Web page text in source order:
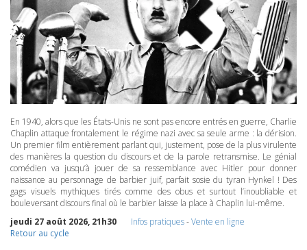
En 1940, alors que les États-Unis ne sont pas encore entrés en guerre, Charlie
Chaplin attaque frontalement le régime nazi avec sa seule arme : la dérision.
Un premier film entièrement parlant qui, justement, pose de la plus virulente
des manières la question du discours et de la parole retransmise. Le génial
comédien va jusqu’à jouer de sa ressemblance avec Hitler pour donner
naissance au personnage de barbier juif, parfait sosie du tyran Hynkel ! Des
gags visuels mythiques tirés comme des obus et surtout l’inoubliable et
bouleversant discours final où le barbier laisse la place à Chaplin lui-même.
jeudi 27 août 2026, 21h30
Infos pratiques-Vente en ligne
Retour au cycle